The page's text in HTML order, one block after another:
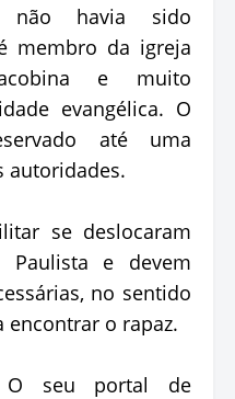
não havia sido
membro da igreja
e muito
evangélica. O
até uma
autoridades.
se deslocaram
e devem
no sentido
encontrar o rapaz.
O seu portal de